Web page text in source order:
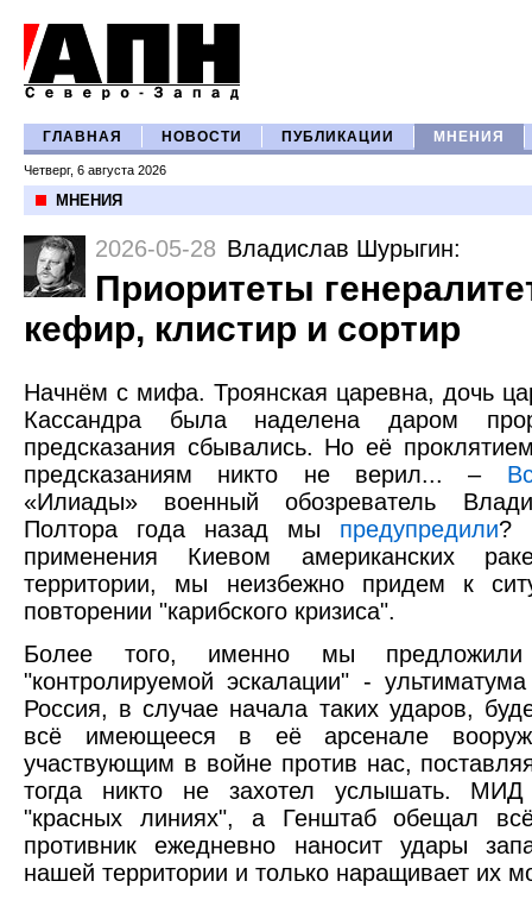
ГЛАВНАЯ НОВОСТИ ПУБЛИКАЦИИ МНЕНИЯ
Четверг, 6 августа 2026
МНЕНИЯ
2026-05-28 Владислав Шурыгин:
Приоритеты
кефир, клистир и сортир
Начнём с мифа. Троянская царевна, дочь
Кассандра была наделена даром
предсказания сбывались. Но её
предсказаниям никто не верил... –
«Илиады» военный обозреватель
Полтора года назад мы предупредили?
применения Киевом американских
территории, мы неизбежно придем к
повторении "карибского кризиса".
Более того, именно мы предложили
"контролируемой эскалации" -
Россия, в случае начала таких ударов,
всё имеющееся в её арсенале
участвующим в войне против нас,
тогда никто не захотел услышать.
"красных линиях", а Генштаб обещал
противник ежедневно наносит удары
нашей территории и только наращивает их